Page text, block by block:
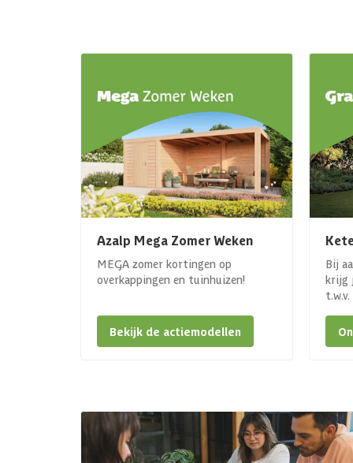
Azalp Mega Zomer Weken
MEGA zomer kortingen op
overkappingen en tuinhuizen!
Bekijk de actiemodellen
Bij
krijg